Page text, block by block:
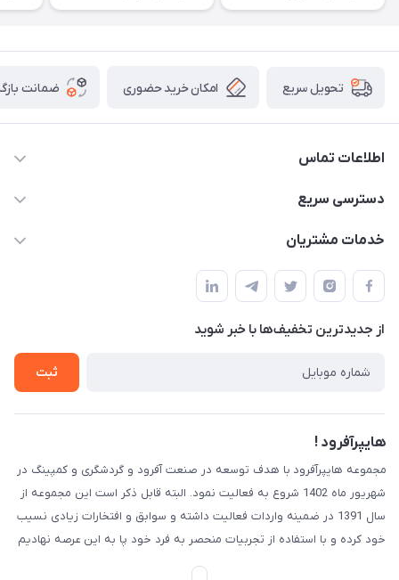
تحویل سریع امکان خرید حضوری ضمانت
اطلاعات تماس
09120582600
دسترسی سریع
حساب کاربری
لیست محصولات
درباره ما
خدمات مشتریان
قوانین و مقررات
حریم خصوصی
راهنما
از جدید‌ترین تخفیف‌ها با‌ خبر شوید
ثبت
هایپرآفرود !
مجموعه هایپرآفرود با هدف توسعه در صنعت آفرود و گردشگری و کمپینگ در
شهریور ماه 1402 شروع به فعالیت نمود. البته قابل ذکر است این مجموعه از
سال 1391 در ضمینه واردات فعالیت داشته و سوابق و افتخارات زیادی نسیب
خود کرده و با استفاده از تجربیات منحصر به فرد خود پا به این عرصه نهادیم